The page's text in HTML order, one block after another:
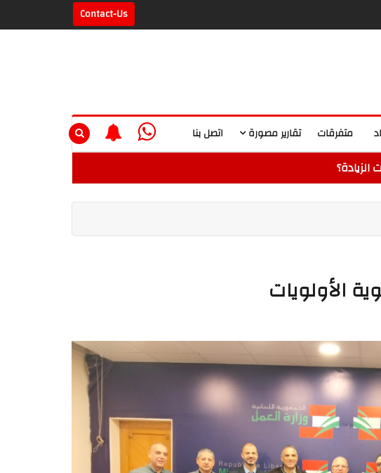
Contact-Us
اتصل بنا تقارير مصورة متفرقات
الأولويات